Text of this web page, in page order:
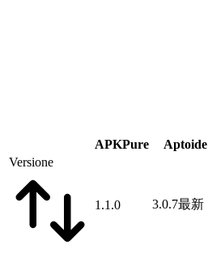
APKPure
Aptoide
Versione
1.1.0 3.0.7最新